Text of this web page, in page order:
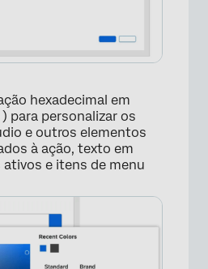
hexadecimal em
) para personalizar os
e outros elementos
à ação, texto em
e itens de menu